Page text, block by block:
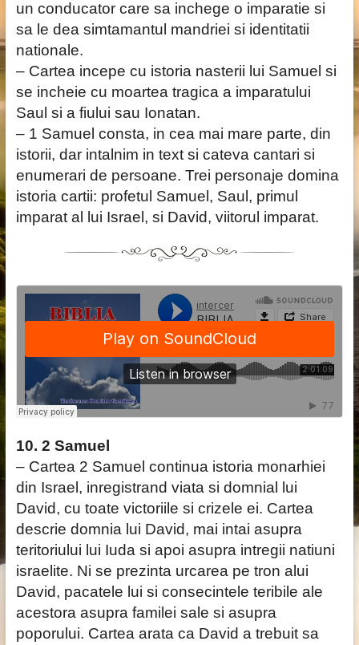
un conducator care sa inchege o imparatie si
sa le dea simtamantul mandriei si identitatii
nationale.
– Cartea incepe cu istoria nasterii lui Samuel si
se incheie cu moartea tragica a imparatului
Saul si a fiului sau Ionatan.
– 1 Samuel consta, in cea mai mare parte, din
istorii, dar intalnim in text si cateva cantari si
enumerari de persoane. Trei personaje domina
istoria cartii: profetul Samuel, Saul, primul
imparat al lui Israel, si David, viitorul imparat.
10. 2 Samuel
– Cartea 2 Samuel continua istoria monarhiei
din Israel, inregistrand viata si domnial lui
David, cu toate victoriile si crizele ei. Cartea
descrie domnia lui David, mai intai asupra
teritoriului lui Iuda si apoi asupra intregii natiuni
israelite. Ni se prezinta urcarea pe tron alui
David, pacatele lui si consecintele teribile ale
acestora asupra familei sale si asupra
poporului. Cartea arata ca David a trebuit sa